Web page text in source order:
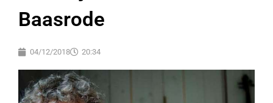
Baasrode
04/12/2018 20:34